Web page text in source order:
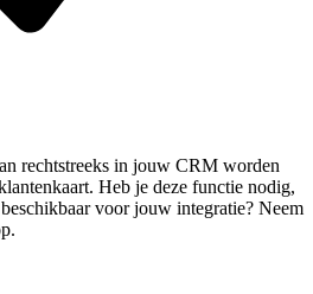
rechtstreeks in jouw CRM worden
Heb je deze functie nodig,
voor jouw integratie? Neem